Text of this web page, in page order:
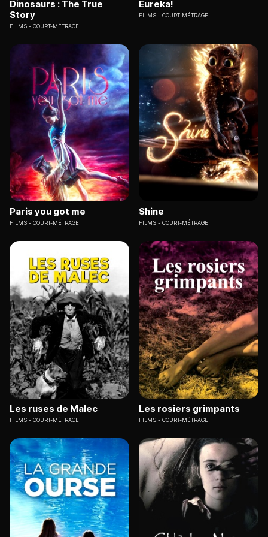
Dinosaurs : The True
Story
FILMS COURT-MÉTRAGE
Eureka!
FILMS COURT-MÉTRAGE
Paris you got me
FILMS COURT-MÉTRAGE
Shine
FILMS COURT-MÉTRAGE
Les ruses de Malec
FILMS COURT-MÉTRAGE
Les rosiers grimpants
FILMS COURT-MÉTRAGE